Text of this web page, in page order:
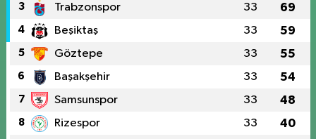
3 Trabzonspor 33 69
4 Beşiktaş 33 59
5 Göztepe 33 55
6 Başakşehir 33 54
7 Samsunspor 33 48
8 Rizespor 33 40